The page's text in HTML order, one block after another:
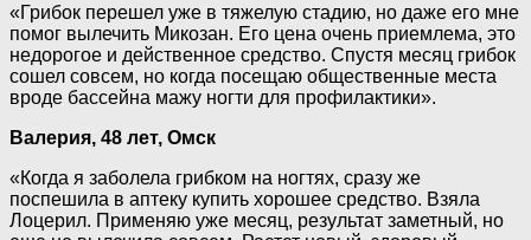
«Грибок перешел уже в тяжелую стадию, но даже его мне
помог вылечить Микозан. Его цена очень приемлема, это
недорогое и действенное средство. Спустя месяц грибок
сошел совсем, но когда посещаю общественные места
вроде бассейна мажу ногти для профилактики».
Валерия, 48 лет, Омск
«Когда я заболела грибком на ногтях, сразу же
поспешила в аптеку купить хорошее средство. Взяла
Лоцерил. Применяю уже месяц, результат заметный, но